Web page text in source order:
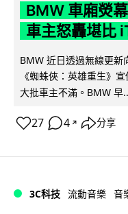
BMW 車廂熒
車主怒轟堪比
BMW 近日透過無線更新
《蜘蛛俠：英雄重生》
大批車主不滿。BMW 早
27 4 ↗ 分享
3C科技 流動音樂 音